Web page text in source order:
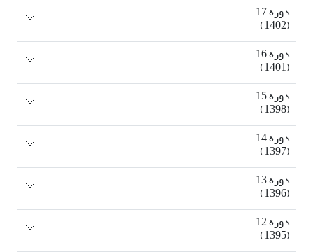
دوره 17
(1402)
دوره 16
(1401)
دوره 15
(1398)
دوره 14
(1397)
دوره 13
(1396)
دوره 12
(1395)